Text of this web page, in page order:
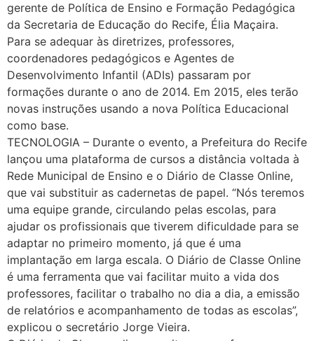
gerente de Política de Ensino e Formação Pedagógica
da Secretaria de Educação do Recife, Élia Maçaira.
Para se adequar às diretrizes, professores,
coordenadores pedagógicos e Agentes de
Desenvolvimento Infantil (ADIs) passaram por
formações durante o ano de 2014. Em 2015, eles terão
novas instruções usando a nova Política Educacional
como base.
TECNOLOGIA – Durante o evento, a Prefeitura do Recife
lançou uma plataforma de cursos a distância voltada à
Rede Municipal de Ensino e o Diário de Classe Online,
que vai substituir as cadernetas de papel. “Nós teremos
uma equipe grande, circulando pelas escolas, para
ajudar os profissionais que tiverem dificuldade para se
adaptar no primeiro momento, já que é uma
implantação em larga escala. O Diário de Classe Online
é uma ferramenta que vai facilitar muito a vida dos
professores, facilitar o trabalho no dia a dia, a emissão
de relatórios e acompanhamento de todas as escolas”,
explicou o secretário Jorge Vieira.